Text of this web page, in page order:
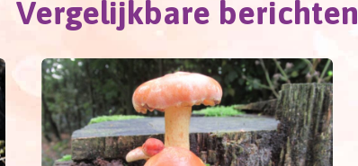
Vergelijkbare berichten